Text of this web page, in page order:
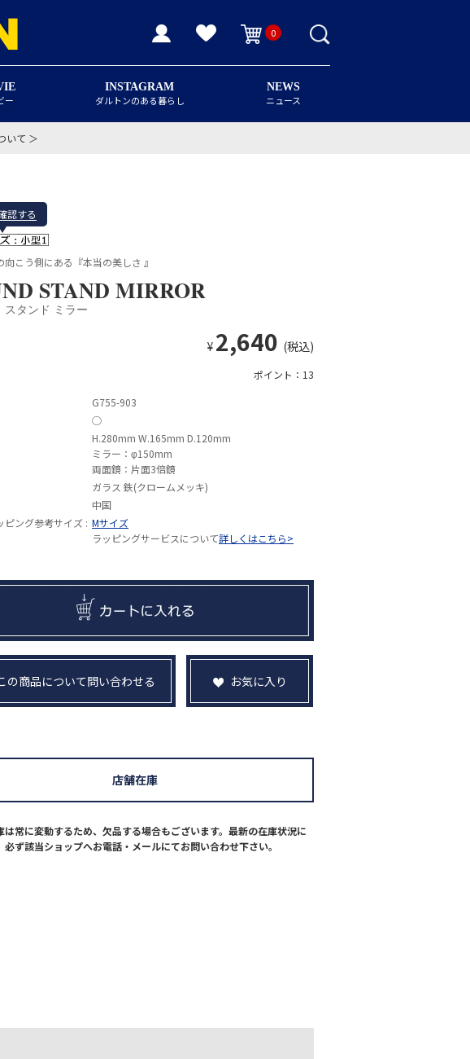
0
ー
INSTAGRAM
ダルトンのある暮らし
NEWS
ニュース
いて ＞
認する
向こう側にある『本当の美しさ 』
STAND MIRROR
スタンド ミラー
¥ 2,640 (税込)
ポイント：13
G755-903
◯
H.280mm W.165mm D.120mm
ミラー：φ150mm
両面鏡：片面3倍鏡
ガラス 鉄(クロームメッキ)
中国
ピング参考サイズ : Mサイズ
ラッピングサービスについて詳しくはこちら>
の商品について問い合わせる お気に入り
常に変動するため、欠品する場合もございます。最新の在庫状況に
必ず該当ショップへお電話・メールにてお問い合わせ下さい。
店舗在庫